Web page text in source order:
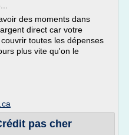
des moments dans
direct car votre
toutes les dépenses
plus vite qu'on le
pas cher